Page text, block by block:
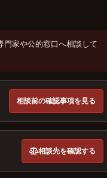
門家や公的窓口へ相談して
相談前の確認事項を見る
相談先を確認する